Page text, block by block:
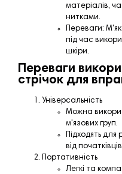
матеріалів,
нитками.
Переваги:
під час
шкіри.
Переваги
стрічок для
Універсальність
Можна
м'язових груп.
Підходять для
від
Портативність
Легкі та